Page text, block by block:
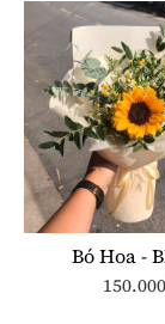
Bó Hoa -